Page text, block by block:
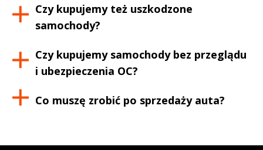
Czy kupujemy też uszkodzone
samochody?
Czy kupujemy samochody bez przeglądu
i ubezpieczenia OC?
Co muszę zrobić po sprzedaży auta?